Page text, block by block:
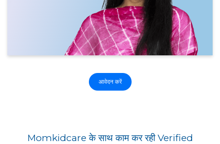
आवेदन करें
Momkidcare के साथ काम कर रही Verified